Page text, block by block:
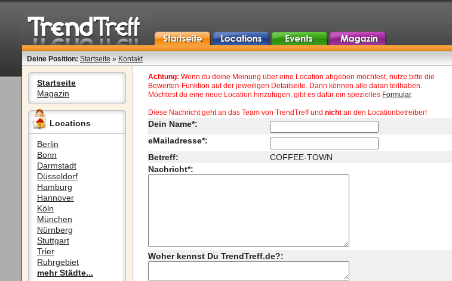
Deine Position: Startseite » Kontakt
Startseite
Magazin
Locations
Berlin
Bonn
Darmstadt
Düsseldorf
Hamburg
Hannover
Köln
München
Nürnberg
Stuttgart
Trier
Ruhrgebiet
mehr Städte...
Achtung: Wenn du deine Meinung über eine Location abgeben möchtest, nutze bitte die
Bewerten-Funktion auf der jeweiligen Detailseite. Dann können alle daran teilhaben.
Möchtest du eine neue Location hinzufügen, gibt es dafür ein spezielles Formular.
Diese Nachricht geht an das Team von TrendTreff und nicht an den Locationbetreiber!
Dein Name*:
eMailadresse*:
Betreff:
COFFEE-TOWN
Nachricht*:
Woher kennst Du TrendTreff.de?: